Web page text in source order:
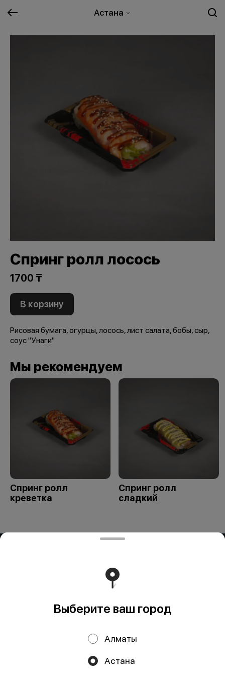
Астана
Спринг ролл лосось
1700 ₸
В корзину
Рисовая бумага, огурцы, лосось, лист салата, бобы, сыр,
соус "Унаги"
Мы рекомендуем
Спринг ролл
креветка
Спринг ролл
сладкий
УЛИЦА ЗАРАПА ТЕМИРБЕКОВА, дом 51 БИН (ИИН):
950324351429 Банк: АО "Kaspi Bank" КБе: 19 БИК:
CASPKZKA Номер счёта: KZ23722S000016451986
Политика конфиденциальности
Выберите ваш город
Алматы
Астана